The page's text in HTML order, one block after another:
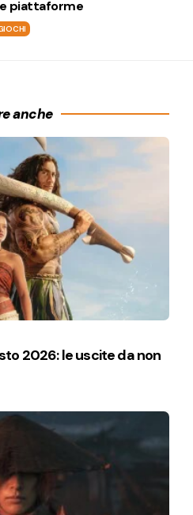
piattaforme
anche
2026: le uscite da non